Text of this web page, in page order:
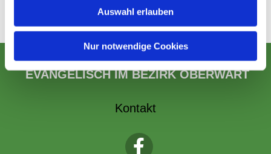
Auswahl erlauben
Nur notwendige Cookies
EVANGELISCH IM BEZIRK OBERWART
Kontakt